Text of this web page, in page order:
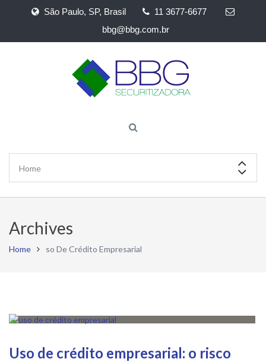
São Paulo, SP, Brasil
11 3677-6677
bbg@bbg.com.br
Archives
Home so De Crédito Empresarial
Uso de crédito empresarial: o risco